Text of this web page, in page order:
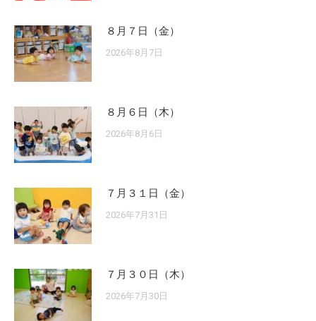
８月７日（金）
2026年8月7日
８月６日（木）
2026年8月6日
７月３１日（金）
2026年7月31日
７月３０日（木）
2026年7月30日